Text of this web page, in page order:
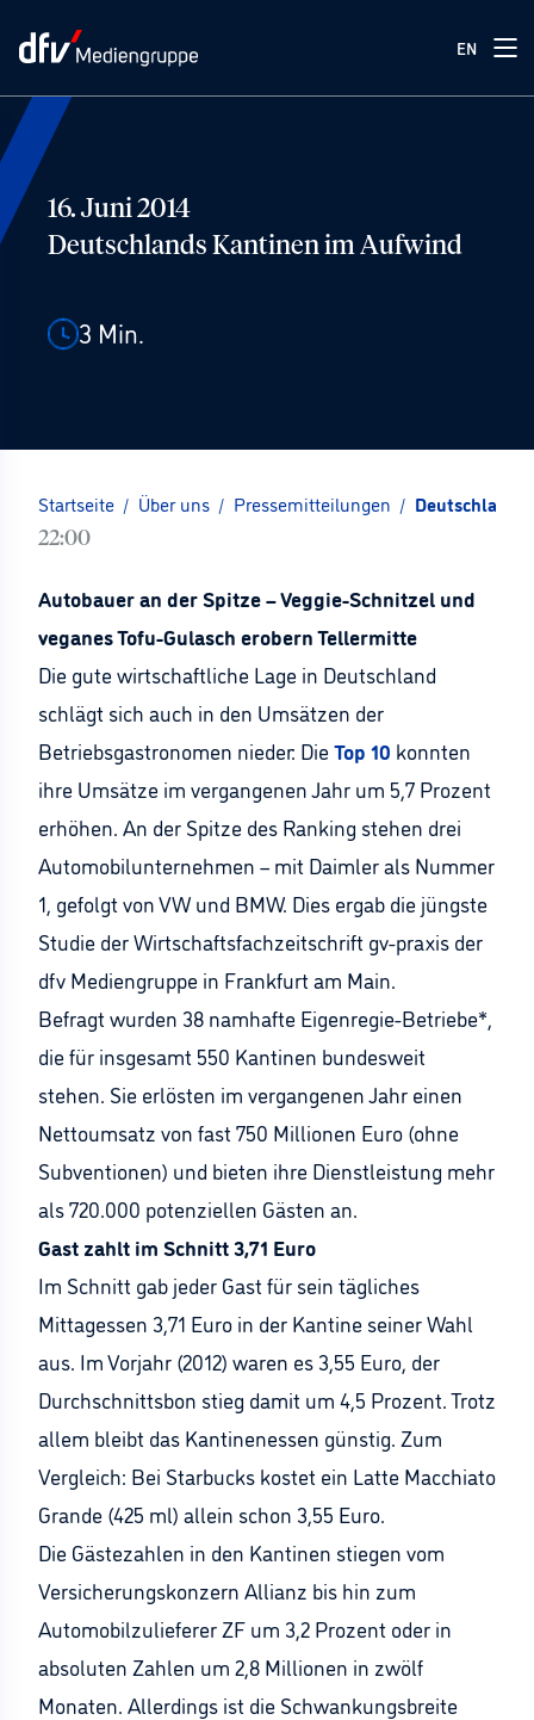
EN
16. Juni 2014
Deutschlands Kantinen im Aufwind
3 Min.
Startseite / Über uns / Pressemitteilungen /
22:00
Autobauer an der Spitze – Veggie-Schnitzel und
veganes Tofu-Gulasch erobern Tellermitte
Die gute wirtschaftliche Lage in Deutschland
schlägt sich auch in den Umsätzen der
Betriebsgastronomen nieder: Die Top 10 konnten
ihre Umsätze im vergangenen Jahr um 5,7 Prozent
erhöhen. An der Spitze des Ranking stehen drei
Automobilunternehmen – mit Daimler als Nummer
1, gefolgt von VW und BMW. Dies ergab die jüngste
Studie der Wirtschaftsfachzeitschrift gv-praxis der
dfv Mediengruppe in Frankfurt am Main.
Befragt wurden 38 namhafte Eigenregie-Betriebe*,
die für insgesamt 550 Kantinen bundesweit
stehen. Sie erlösten im vergangenen Jahr einen
Nettoumsatz von fast 750 Millionen Euro (ohne
Subventionen) und bieten ihre Dienstleistung mehr
als 720.000 potenziellen Gästen an.
Gast zahlt im Schnitt 3,71 Euro
Im Schnitt gab jeder Gast für sein tägliches
Mittagessen 3,71 Euro in der Kantine seiner Wahl
aus. Im Vorjahr (2012) waren es 3,55 Euro, der
Durchschnittsbon stieg damit um 4,5 Prozent. Trotz
allem bleibt das Kantinenessen günstig. Zum
Vergleich: Bei Starbucks kostet ein Latte Macchiato
Grande (425 ml) allein schon 3,55 Euro.
Die Gästezahlen in den Kantinen stiegen vom
Versicherungskonzern Allianz bis hin zum
Automobilzulieferer ZF um 3,2 Prozent oder in
absoluten Zahlen um 2,8 Millionen in zwölf
Monaten. Allerdings ist die Schwankungsbreite